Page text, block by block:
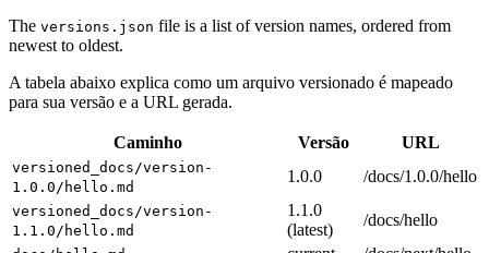
The versions.json file is a list of version names, ordered from
newest to oldest.
A tabela abaixo explica como um arquivo versionado é mapeado
para sua versão e a URL gerada.
Caminho Versão URL
versioned_docs/version-
1.0.0/hello.md
1.0.0 /docs/1.0.0/hello
versioned_docs/version-
1.1.0/hello.md
1.1.0
(latest)
/docs/hello